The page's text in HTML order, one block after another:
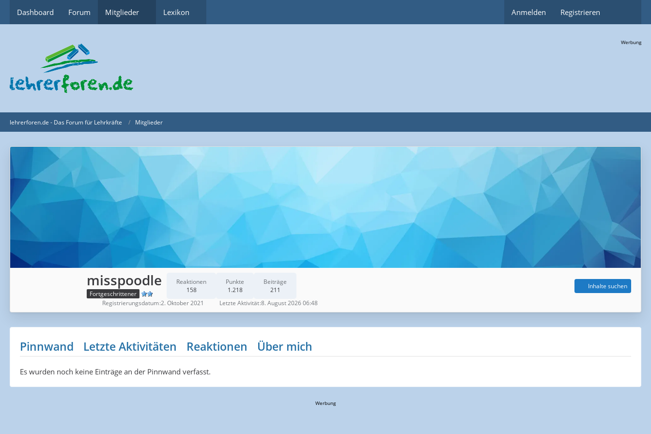
Dashboard Forum Mitglieder Lexikon Anmelden Registrieren
Werbung
lehrerforen.de - Das Forum für Lehrkräfte Mitglieder
misspoodle
Fortgeschrittener
Reaktionen
158
Punkte
1.218
Beiträge
211
Inhalte suchen
Registrierungsdatum 2. Oktober 2021 Letzte Aktivität 8. August 2026 06:48
Pinnwand Letzte Aktivitäten Reaktionen Über mich
Es wurden noch keine Einträge an der Pinnwand verfasst.
Werbung